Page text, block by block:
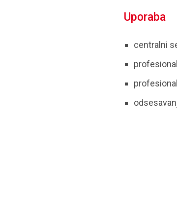
Uporaba
centralni